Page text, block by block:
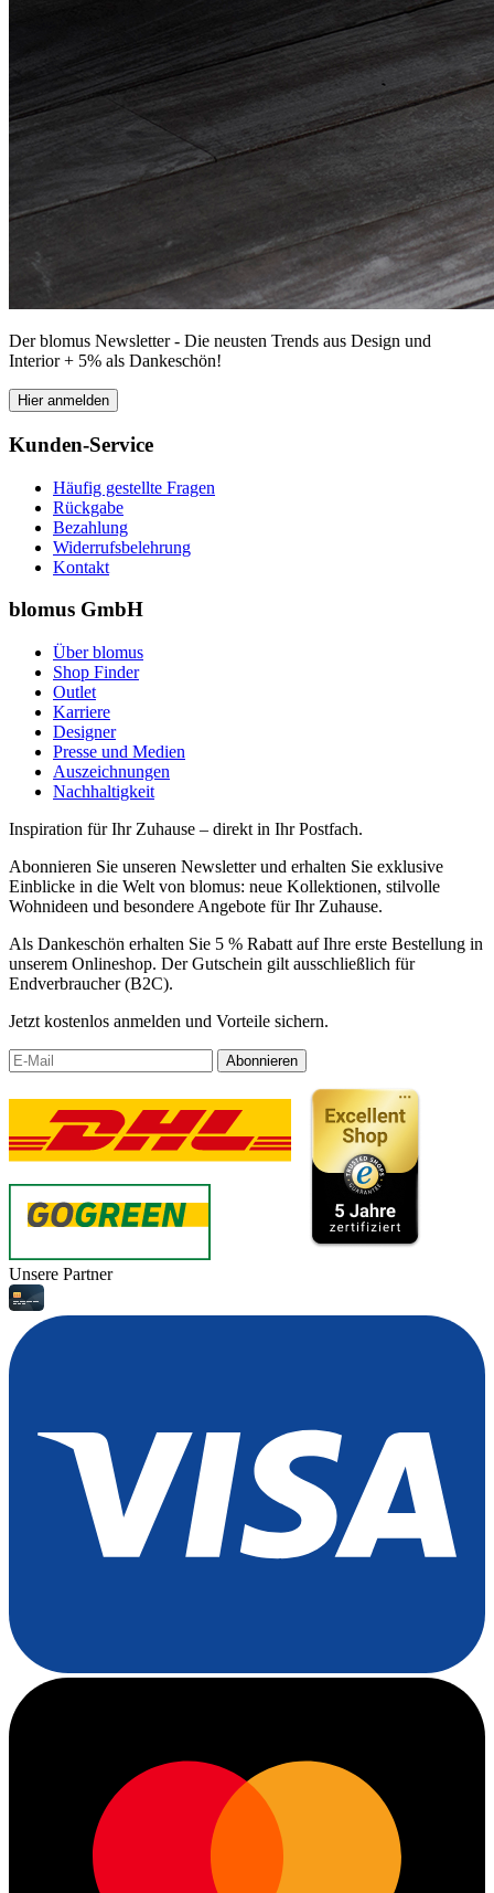
Der blomus Newsletter - Die neusten Trends aus Design und
Interior + 5% als Dankeschön!
Hier anmelden
Kunden-Service
Häufig gestellte Fragen
Rückgabe
Bezahlung
Widerrufsbelehrung
Kontakt
blomus GmbH
Über blomus
Shop Finder
Outlet
Karriere
Designer
Presse und Medien
Auszeichnungen
Nachhaltigkeit
Inspiration für Ihr Zuhause – direkt in Ihr Postfach.
Abonnieren Sie unseren Newsletter und erhalten Sie exklusive
Einblicke in die Welt von blomus: neue Kollektionen, stilvolle
Wohnideen und besondere Angebote für Ihr Zuhause.
Als Dankeschön erhalten Sie 5 % Rabatt auf Ihre erste Bestellung in
unserem Onlineshop. Der Gutschein gilt ausschließlich für
Endverbraucher (B2C).
Jetzt kostenlos anmelden und Vorteile sichern.
Abonnieren
Unsere Partner